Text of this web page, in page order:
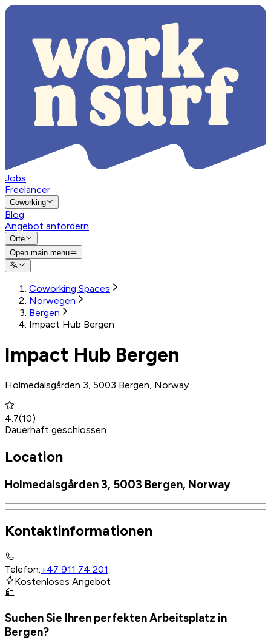
Jobs
Freelancer
Coworking
Blog
Angebot anfordern
Orte
Open main menu
Coworking Spaces
Norwegen
Bergen
Impact Hub Bergen
Impact Hub Bergen
Holmedalsgården 3, 5003 Bergen, Norway
4.7(10)
Dauerhaft geschlossen
Location
Holmedalsgården 3, 5003 Bergen, Norway
Kontaktinformationen
Telefon:+47 911 74 201
Kostenloses Angebot
Suchen Sie Ihren perfekten Arbeitsplatz in
Bergen?